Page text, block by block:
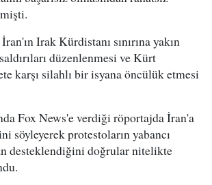
Irak Kürdistanı sınırına yakın
düzenlenmesi ve Kürt
karşı silahlı bir isyana öncülük etmesi
Fox News'e verdiği röportajda İran'a
söyleyerek protestoların yabancı
desteklendiğini doğrular nitelikte